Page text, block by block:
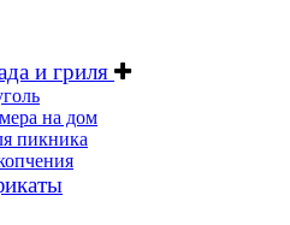
и гриля
на дом
пикника